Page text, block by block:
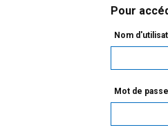
Pour
Nom
Mot de passe